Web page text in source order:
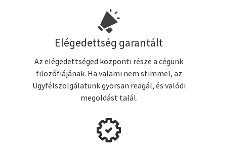
Elégedettség garantált
Az elégedettséged központi része a cégünk
filozófiájának. Ha valami nem stimmel, az
Ügyfélszolgálatunk gyorsan reagál, és valódi
megoldást talál.